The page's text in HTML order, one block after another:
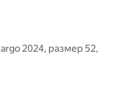
2024, размер 52,